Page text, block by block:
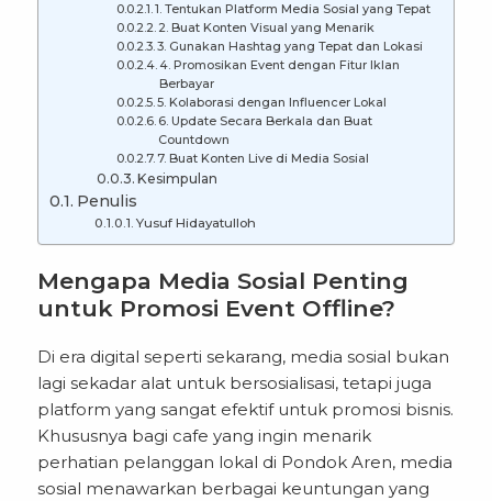
1. Tentukan Platform Media Sosial yang Tepat
2. Buat Konten Visual yang Menarik
3. Gunakan Hashtag yang Tepat dan Lokasi
4. Promosikan Event dengan Fitur Iklan
Berbayar
5. Kolaborasi dengan Influencer Lokal
6. Update Secara Berkala dan Buat
Countdown
7. Buat Konten Live di Media Sosial
Kesimpulan
Penulis
Yusuf Hidayatulloh
Mengapa Media Sosial Penting
untuk Promosi Event Offline?
Di era digital seperti sekarang, media sosial bukan
lagi sekadar alat untuk bersosialisasi, tetapi juga
platform yang sangat efektif untuk promosi bisnis.
Khususnya bagi cafe yang ingin menarik
perhatian pelanggan lokal di Pondok Aren, media
sosial menawarkan berbagai keuntungan yang